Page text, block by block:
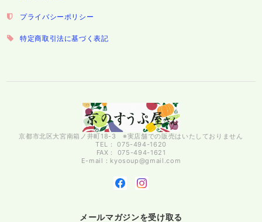
プライバシーポリシー
特定商取引法に基づく表記
京都市北区大宮南箱ノ井町18-3 ※実店舗での販売はいたしておりません
TEL： 075-494-1620
FAX： 075-494-1621
E-mail： kyosoup@gmail.com
メールマガジンを受け取る